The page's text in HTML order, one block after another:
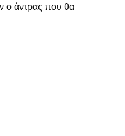
ο άντρας που θα